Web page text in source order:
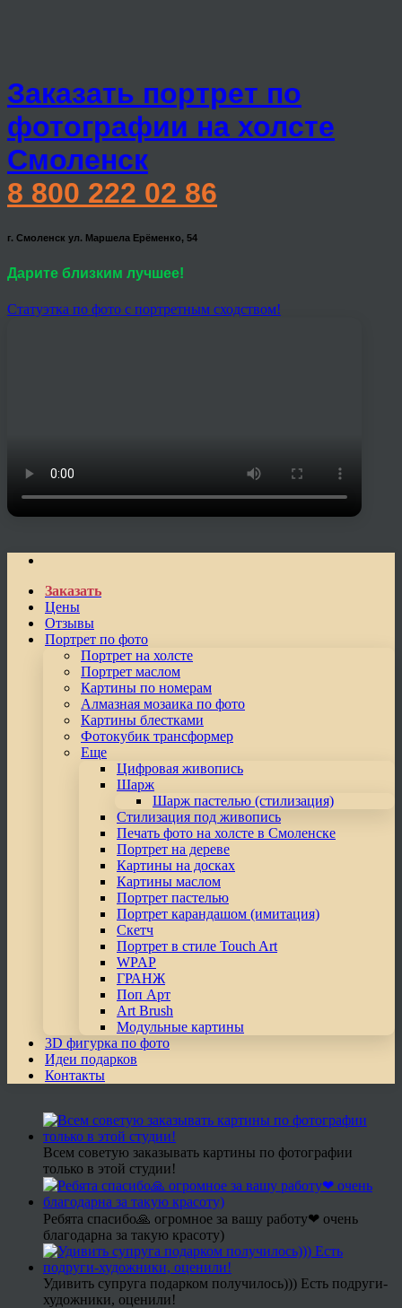
Заказать портрет по
фотографии на холсте
Смоленск
8 800 222 02 86
г. Смоленск ул. Маршела Ерёменко, 54
Дарите близким лучшее!
Статуэтка по фото с портретным сходством!
Заказать
Цены
Отзывы
Портрет по фото
Портрет на холсте
Портрет маслом
Картины по номерам
Алмазная мозаика по фото
Картины блестками
Фотокубик трансформер
Еще
Цифровая живопись
Шарж
Шарж пастелью (стилизация)
Стилизация под живопись
Печать фото на холсте в Смоленске
Портрет на дереве
Картины на досках
Картины маслом
Портрет пастелью
Портрет карандашом (имитация)
Скетч
Портрет в стиле Touch Art
WPAP
ГРАНЖ
Поп Арт
Art Brush
Модульные картины
3D фигурка по фото
Идеи подарков
Контакты
Всем советую заказывать картины по фотографии
только в этой студии!
Ребята спасибо🙏 огромное за вашу работу❤ очень
благодарна за такую красоту)
Удивить супруга подарком получилось))) Есть подруги-
художники, оценили!